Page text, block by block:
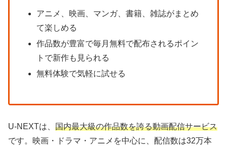
アニメ、映画、マンガ、書籍、雑誌がまとめ
て楽しめる
作品数が豊富で毎月無料で配布されるポイン
トで新作も見られる
無料体験で気軽に試せる
U-NEXTは、 国内最大級の作品数を誇る動画配信サービス
です。映画・ドラマ・アニメを中心に、配信数は32万本